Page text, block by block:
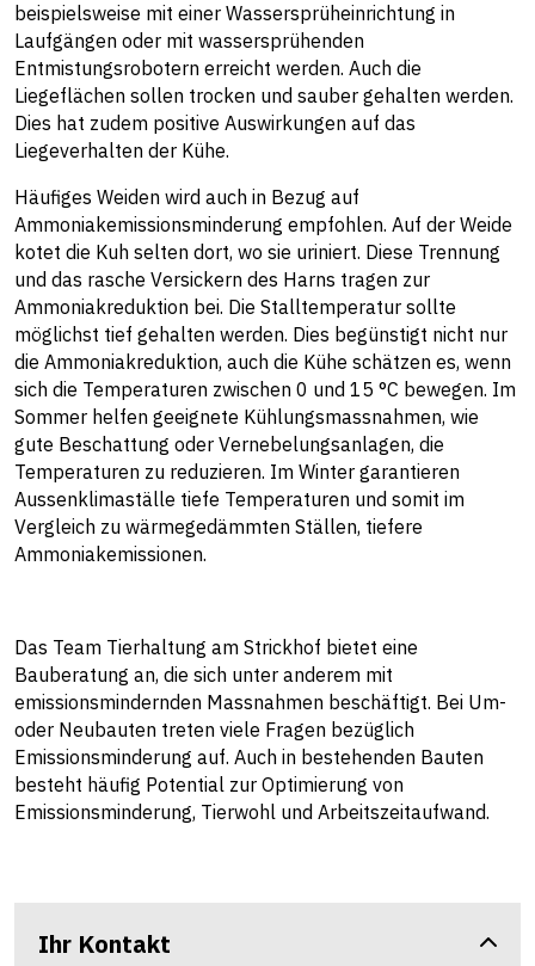
beispielsweise mit einer Wassersprüheinrichtung in
Laufgängen oder mit wassersprühenden
Entmistungsrobotern erreicht werden. Auch die
Liegeflächen sollen trocken und sauber gehalten werden.
Dies hat zudem positive Auswirkungen auf das
Liegeverhalten der Kühe.
Häufiges Weiden wird auch in Bezug auf
Ammoniakemissionsminderung empfohlen. Auf der Weide
kotet die Kuh selten dort, wo sie uriniert. Diese Trennung
und das rasche Versickern des Harns tragen zur
Ammoniakreduktion bei. Die Stalltemperatur sollte
möglichst tief gehalten werden. Dies begünstigt nicht nur
die Ammoniakreduktion, auch die Kühe schätzen es, wenn
sich die Temperaturen zwischen 0 und 15 °C bewegen. Im
Sommer helfen geeignete Kühlungsmassnahmen, wie
gute Beschattung oder Vernebelungsanlagen, die
Temperaturen zu reduzieren. Im Winter garantieren
Aussenklimaställe tiefe Temperaturen und somit im
Vergleich zu wärmegedämmten Ställen, tiefere
Ammoniakemissionen.
Das Team Tierhaltung am Strickhof bietet eine
Bauberatung an, die sich unter anderem mit
emissionsmindernden Massnahmen beschäftigt. Bei Um-
oder Neubauten treten viele Fragen bezüglich
Emissionsminderung auf. Auch in bestehenden Bauten
besteht häufig Potential zur Optimierung von
Emissionsminderung, Tierwohl und Arbeitszeitaufwand.
Ihr Kontakt